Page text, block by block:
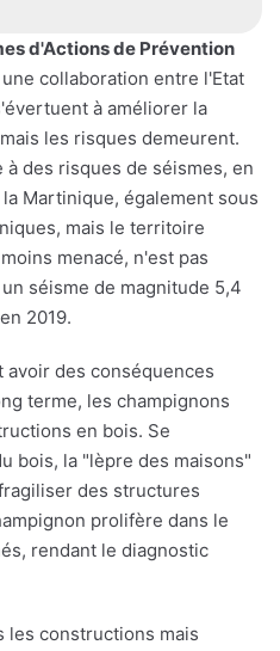
d'Actions de Prévention
une collaboration entre l'Etat
à améliorer la
les risques demeurent.
à des risques de séismes, en
Martinique, également sous
mais le territoire
menacé, n'est pas
séisme de magnitude 5,4
2019.
avoir des conséquences
terme, les champignons
en bois. Se
bois, la "lèpre des maisons"
des structures
prolifère dans le
rendant le diagnostic
les constructions mais